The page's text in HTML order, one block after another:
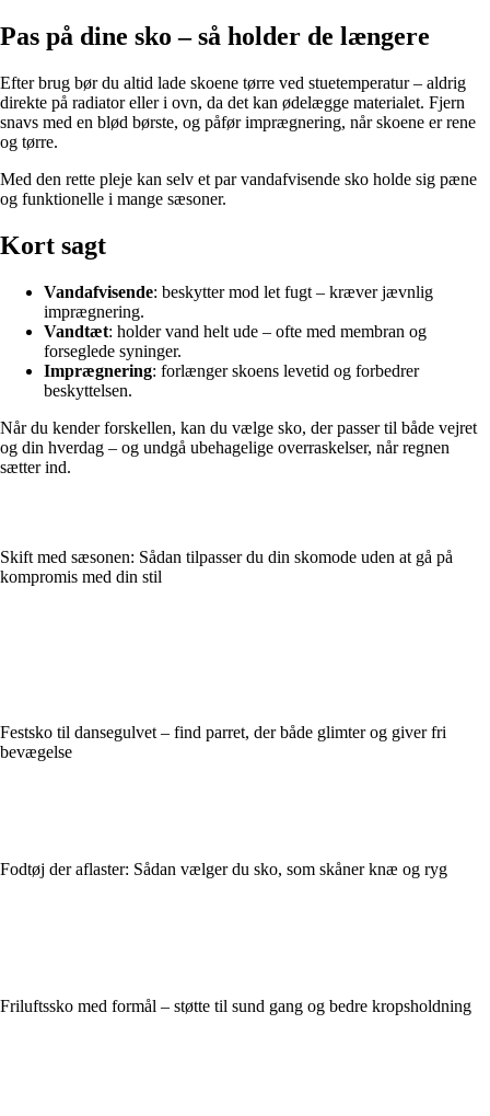
Pas på dine sko – så holder de længere
Efter brug bør du altid lade skoene tørre ved stuetemperatur – aldrig
direkte på radiator eller i ovn, da det kan ødelægge materialet. Fjern
snavs med en blød børste, og påfør imprægnering, når skoene er rene
og tørre.
Med den rette pleje kan selv et par vandafvisende sko holde sig pæne
og funktionelle i mange sæsoner.
Kort sagt
Vandafvisende: beskytter mod let fugt – kræver jævnlig
imprægnering.
Vandtæt: holder vand helt ude – ofte med membran og
forseglede syninger.
Imprægnering: forlænger skoens levetid og forbedrer
beskyttelsen.
Når du kender forskellen, kan du vælge sko, der passer til både vejret
og din hverdag – og undgå ubehagelige overraskelser, når regnen
sætter ind.
Skift med sæsonen: Sådan tilpasser du din skomode uden at gå på
kompromis med din stil
Festsko til dansegulvet – find parret, der både glimter og giver fri
bevægelse
Fodtøj der aflaster: Sådan vælger du sko, som skåner knæ og ryg
Friluftssko med formål – støtte til sund gang og bedre kropsholdning